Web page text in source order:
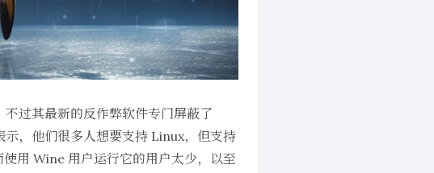
过其最新的反作弊软件专门屏蔽了
，他们很多人想要支持 Linux，但支持
用 Wine 用户运行它的用户太少，以至